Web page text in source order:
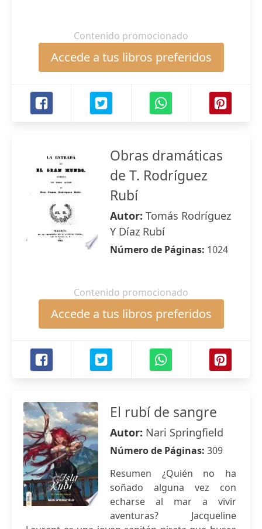
Contenido promocionado
Accede a tus libros preferidos
Obras dramáticas
de T. Rodríguez
Rubí
Autor: Tomás Rodríguez
Y Díaz Rubí
Número de Páginas: 1024
Contenido promocionado
Accede a tus libros preferidos
El rubí de sangre
Autor: Nari Springfield
Número de Páginas: 309
Resumen ¿Quién no ha
soñado alguna vez con
echarse al mar a vivir
aventuras? Jacqueline